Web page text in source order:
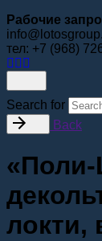
Рабочие
тел: +7 (968)
Search for
Back
«Поли-
локти,